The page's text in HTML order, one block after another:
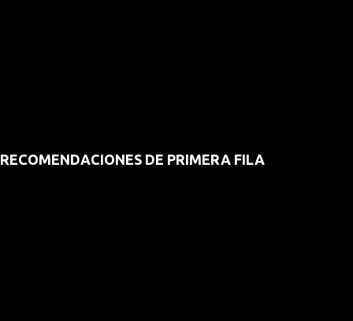
RECOMENDACIONES DE PRIMERA FILA